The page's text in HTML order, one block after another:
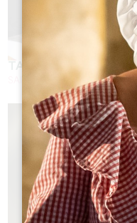
TALLER DE MONTAJE